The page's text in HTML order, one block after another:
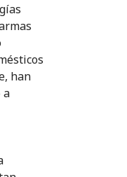
han
a